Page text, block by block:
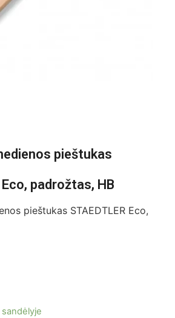
pieštukas
Eco, padrožtas, HB
pieštukas STAEDTLER Eco,